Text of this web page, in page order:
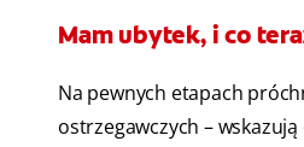
Mam ubytek, i co
Na pewnych etapach
ostrzegawczych –